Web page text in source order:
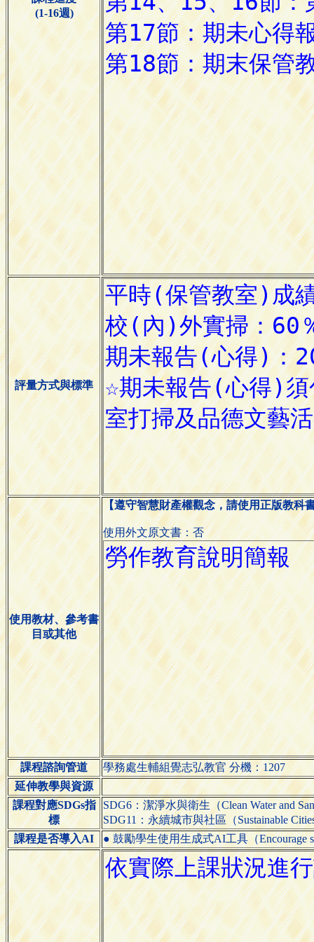
(1-16週)
評量方式與標準
使用教材、參考書
目或其他
【遵守智慧財產權觀念，請使用正版教科
使用外文原文書：否
課程諮詢管道
學務處生輔組覺志弘教官 分機：1207
延伸教學與資源
課程對應SDGs指
標
SDG6：潔淨水與衛生（Clean Water and
SDG11：永續城市與社區（Sustainable
課程是否導入AI
● 鼓勵學生使用生成式AI工具（Encourage